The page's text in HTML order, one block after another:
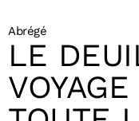
Abrégé
LE